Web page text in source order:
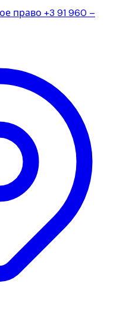
право +3 91 960 –